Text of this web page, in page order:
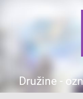
Družine -